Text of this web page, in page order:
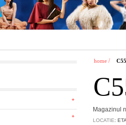
home / C55
Magazinul
LOCATIE: